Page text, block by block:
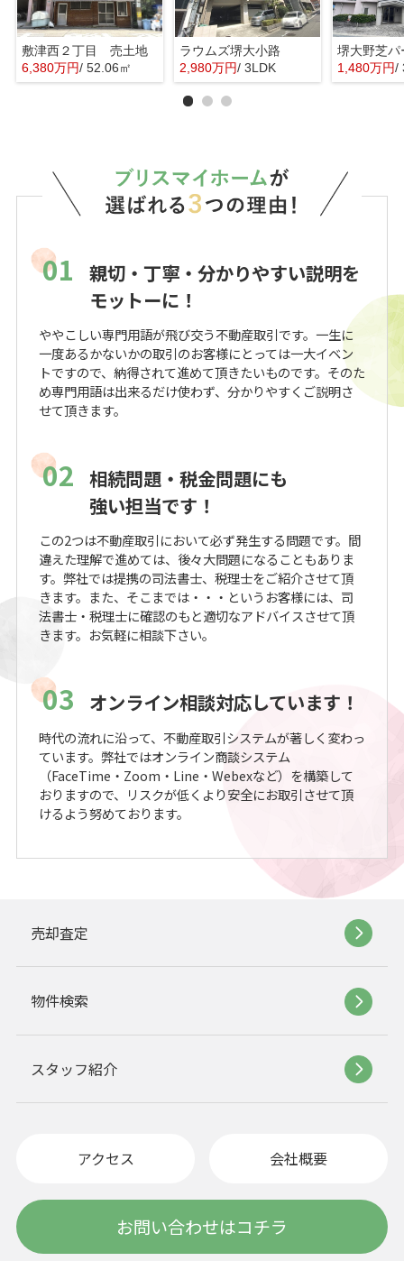
敷津西２丁目 売土地
6,380万円/ 52.06㎡
ラウムズ堺大小路
2,980万円/ 3LDK 1,480万円/
01
親切・丁寧・分かりやすい説明を
モットーに！
ややこしい専門用語が飛び交う不動産取引です。一生に
一度あるかないかの取引のお客様にとっては一大イベン
トですので、納得されて進めて頂きたいものです。そのた
め専門用語は出来るだけ使わず、分かりやすくご説明さ
せて頂きます。
02 相続問題・税金問題にも
強い担当です！
この2つは不動産取引において必ず発生する問題です。間
違えた理解で進めては、後々大問題になることもありま
す。弊社では提携の司法書士、税理士をご紹介させて頂
きます。また、そこまでは・・・というお客様には、司
法書士・税理士に確認のもと適切なアドバイスさせて頂
きます。お気軽に相談下さい。
03 オンライン相談対応しています！
時代の流れに沿って、不動産取引システムが著しく変わっ
ています。弊社ではオンライン商談システム
（FaceTime・Zoom・Line・Webexなど）を構築して
おりますので、リスクが低くより安全にお取引させて頂
けるよう努めております。
売却査定
物件検索
スタッフ紹介
アクセス 会社概要
お問い合わせはコチラ